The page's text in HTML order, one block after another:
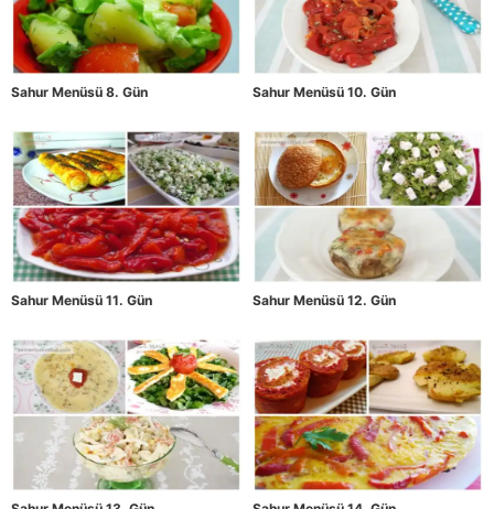
Sahur Menüsü 8. Gün Sahur Menüsü 10. Gün
Sahur Menüsü 11. Gün Sahur Menüsü 12. Gün